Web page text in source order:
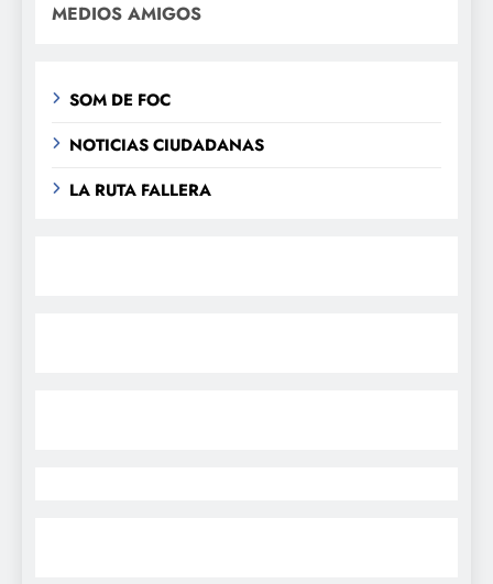
MEDIOS AMIGOS
SOM DE FOC
NOTICIAS CIUDADANAS
LA RUTA FALLERA